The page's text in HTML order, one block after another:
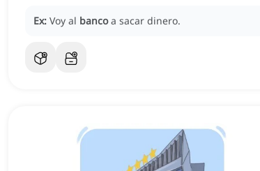
Ex: Voy al banco a sacar dinero.